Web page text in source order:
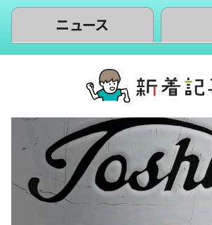
ニュース